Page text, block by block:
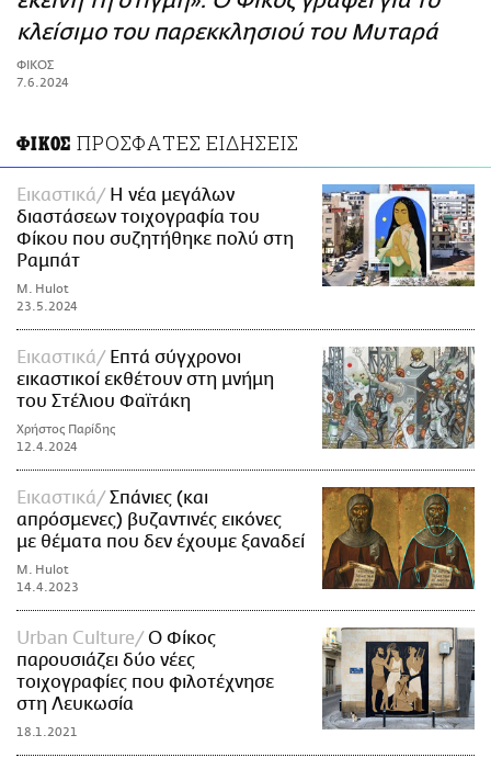
ΑΜΠΑ
PRINT
κλείσιμο του παρεκκλησιού του Μυταρά
ΦΙΚΟΣ
7.6.2024
ΦΙΚΟΣ ΠΡΟΣΦΑΤΕΣ ΕΙΔΗΣΕΙΣ
Εικαστικά
Η νέα μεγάλων
διαστάσεων τοιχογραφία του
Φίκου που συζητήθηκε πολύ στη
Ραμπάτ
M. Hulot
23.5.2024
Εικαστικά
Επτά σύγχρονοι
εικαστικοί εκθέτουν στη μνήμη
του Στέλιου Φαϊτάκη
Χρήστος Παρίδης
12.4.2024
Εικαστικά
Σπάνιες (και
απρόσμενες) βυζαντινές εικόνες
με θέματα που δεν έχουμε ξαναδεί
M. Hulot
14.4.2023
Urban Culture
Ο Φίκος
παρουσιάζει δύο νέες
τοιχογραφίες που φιλοτέχνησε
στη Λευκωσία
18.1.2021